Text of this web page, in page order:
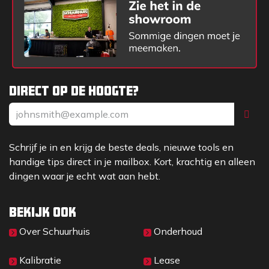
Direct op de hoogte?
Schrijf je in en krijg de beste deals, nieuwe tools en
handige tips direct in je mailbox. Kort, krachtig en alleen
dingen waar je echt wat aan hebt.
Bekijk ook
Over Sc​huurhuis
Kalibratie
Onderhoud
Lease